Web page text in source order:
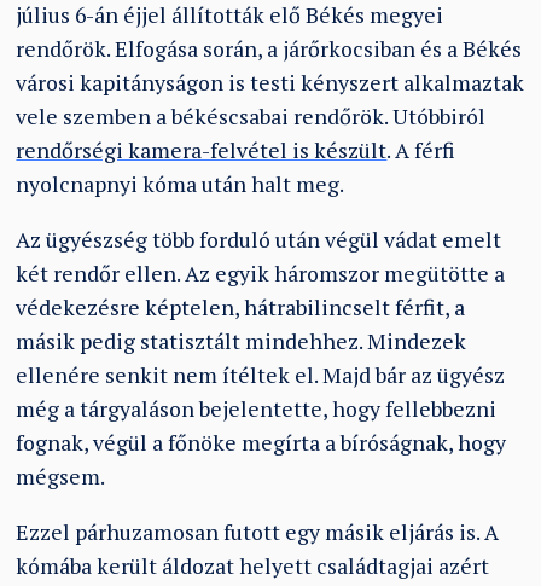
július 6-án éjjel állították elő Békés megyei
rendőrök. Elfogása során, a járőrkocsiban és a Békés
városi kapitányságon is testi kényszert alkalmaztak
vele szemben a békéscsabai rendőrök. Utóbbiról
rendőrségi kamera-felvétel is készült. A férfi
nyolcnapnyi kóma után halt meg.
Az ügyészség több forduló után végül vádat emelt
két rendőr ellen. Az egyik háromszor megütötte a
védekezésre képtelen, hátrabilincselt férfit, a
másik pedig statisztált mindehhez. Mindezek
ellenére senkit nem ítéltek el. Majd bár az ügyész
még a tárgyaláson bejelentette, hogy fellebbezni
fognak, végül a főnöke megírta a bíróságnak, hogy
mégsem.
Ezzel párhuzamosan futott egy másik eljárás is. A
kómába került áldozat helyett családtagjai azért